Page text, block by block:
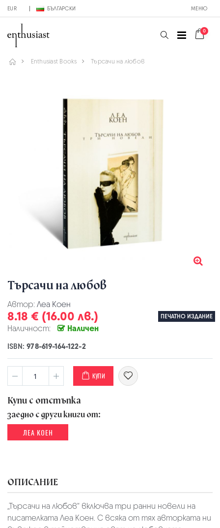
EUR БЪЛГАРСКИ МЕНЮ
0
Enthusiast Books Търсачи на любов
Търсачи на любов
Автор: Леа Коен
8.18 € (16.00 лв.) ПЕЧАТНО ИЗДАНИЕ
Наличност: Наличен
ISBN:978-619-164-122-2
КУПИ
Купи с отстъпка
заедно с други книги от:
ЛЕА КОЕН
ОПИСАНИЕ
„Търсачи на любов“ включва три ранни новели на
писателката Леа Коен. С всяка от тях авторката ни